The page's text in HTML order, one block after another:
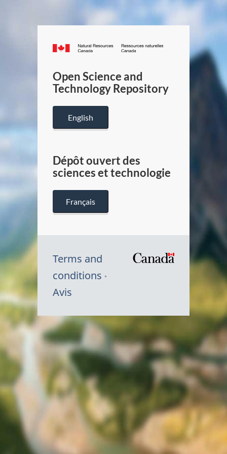
Canada.ca
/
Canada
Open Science and
Technology Repository
English
Dépôt ouvert des
sciences et technologie
Français
Terms and
conditions
Avis
Canada